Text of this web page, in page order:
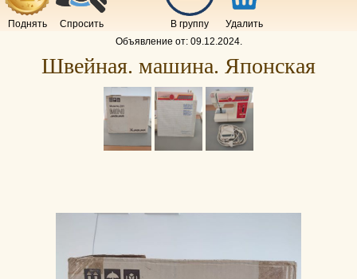
Поднять Спросить В группу
Удалить
Объявление от: 09.12.2024.
Швейная. машина. Японская